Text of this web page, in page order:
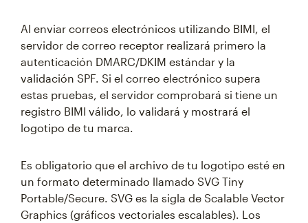
Al enviar correos electrónicos utilizando BIMI, el
servidor de correo receptor realizará primero la
autenticación DMARC/DKIM estándar y la
validación SPF. Si el correo electrónico supera
estas pruebas, el servidor comprobará si tiene un
registro BIMI válido, lo validará y mostrará el
logotipo de tu marca.
Es obligatorio que el archivo de tu logotipo esté en
un formato determinado llamado SVG Tiny
Portable/Secure. SVG es la sigla de Scalable Vector
Graphics (gráficos vectoriales escalables). Los